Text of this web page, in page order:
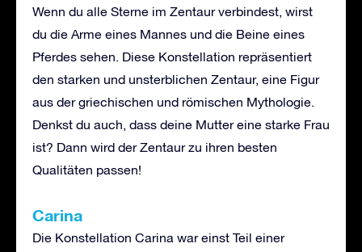
Wenn du alle Sterne im Zentaur verbindest, wirst
du die Arme eines Mannes und die Beine eines
Pferdes sehen. Diese Konstellation repräsentiert
den starken und unsterblichen Zentaur, eine Figur
aus der griechischen und römischen Mythologie.
Denkst du auch, dass deine Mutter eine starke Frau
ist? Dann wird der Zentaur zu ihren besten
Qualitäten passen!
Carina
Die Konstellation Carina war einst Teil einer